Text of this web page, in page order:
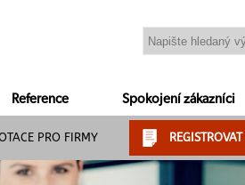
Reference Spokojení zákazníci
PRO FIRMY REGISTROVAT